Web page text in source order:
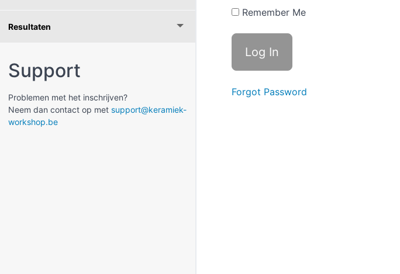
Resultaten
Support
Problemen met het inschrijven?
Neem dan contact op met support@keramiek-
workshop.be
Remember Me
Forgot Password